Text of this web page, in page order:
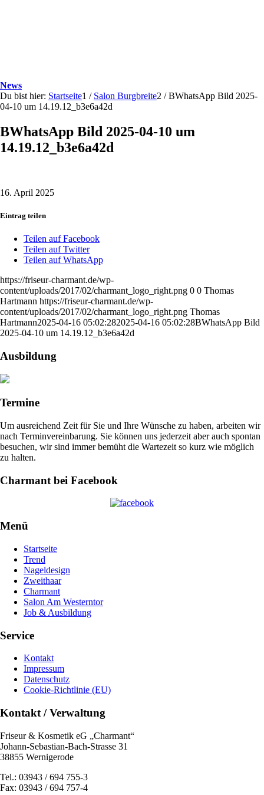
News
Du bist hier: Startseite1 / Salon Burgbreite2 / BWhatsApp Bild 2025-
04-10 um 14.19.12_b3e6a42d
BWhatsApp Bild 2025-04-10 um
14.19.12_b3e6a42d
16. April 2025
Eintrag teilen
Teilen auf Facebook
Teilen auf Twitter
Teilen auf WhatsApp
https://friseur-charmant.de/wp-
content/uploads/2017/02/charmant_logo_right.png 0 0 Thomas
Hartmann https://friseur-charmant.de/wp-
content/uploads/2017/02/charmant_logo_right.png Thomas
Hartmann2025-04-16 05:02:282025-04-16 05:02:28BWhatsApp Bild
2025-04-10 um 14.19.12_b3e6a42d
Ausbildung
Termine
Um ausreichend Zeit für Sie und Ihre Wünsche zu haben, arbeiten wir
nach Terminvereinbarung. Sie können uns jederzeit aber auch spontan
besuchen, wir sind immer bemüht die Wartezeit so kurz wie möglich
zu halten.
Charmant bei Facebook
Menü
Startseite
Trend
Nageldesign
Zweithaar
Charmant
Salon Am Westerntor
Job & Ausbildung
Service
Kontakt
Impressum
Datenschutz
Cookie-Richtlinie (EU)
Kontakt / Verwaltung
Friseur & Kosmetik eG „Charmant“
Johann-Sebastian-Bach-Strasse 31
38855 Wernigerode
Tel.: 03943 / 694 755-3
Fax: 03943 / 694 757-4